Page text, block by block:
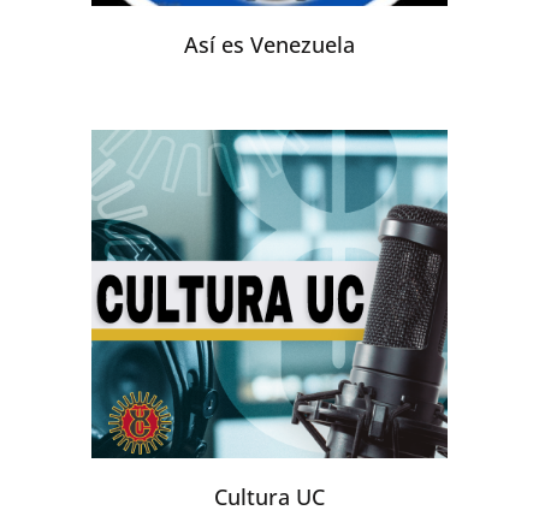
Así es Venezuela
Cultura UC